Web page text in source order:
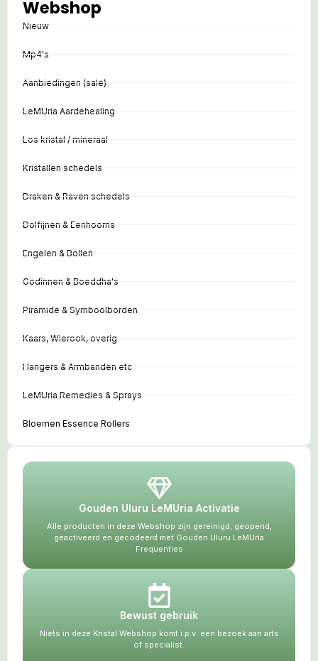
Webshop
Nieuw
Mp4's
Aanbiedingen (sale)
LeMUria Aardehealing
Los kristal / mineraal
Kristallen schedels
Draken & Raven schedels
Dolfijnen & Eenhoorns
Engelen & Bollen
Godinnen & Boeddha's
Piramide & Symboolborden
Kaars, Wierook, overig
Hangers & Armbanden etc
LeMUria Remedies & Sprays
Bloemen Essence Rollers
Gouden Uluru LeMUria Activatie
Alle producten in deze Webshop zijn gereinigd, geopend,
geactiveerd en gecodeerd met Gouden Uluru LeMUria
Frequenties
Bewust gebruik
Niets in deze Kristal Webshop komt i.p.v. een bezoek aan arts
of specialist.